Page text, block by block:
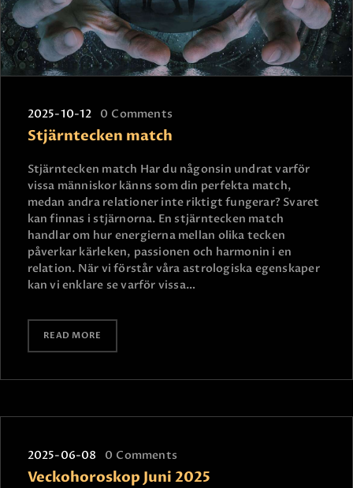
2025-10-12 0 Comments
Stjärntecken match
Stjärntecken match Har du någonsin undrat varför
vissa människor känns som din perfekta match,
medan andra relationer inte riktigt fungerar? Svaret
kan finnas i stjärnorna. En stjärntecken match
handlar om hur energierna mellan olika tecken
påverkar kärleken, passionen och harmonin i en
relation. När vi förstår våra astrologiska egenskaper
kan vi enklare se varför vissa…
READ MORE
2025-06-08 0 Comments
Veckohoroskop Juni 2025